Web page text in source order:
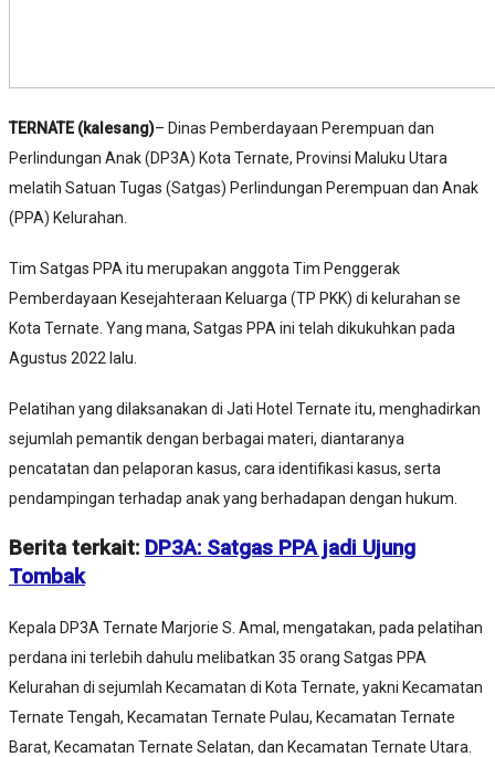
TERNATE (kalesang)– Dinas Pemberdayaan Perempuan dan
Perlindungan Anak (DP3A) Kota Ternate, Provinsi Maluku Utara
melatih Satuan Tugas (Satgas) Perlindungan Perempuan dan Anak
(PPA) Kelurahan.
Tim Satgas PPA itu merupakan anggota Tim Penggerak
Pemberdayaan Kesejahteraan Keluarga (TP PKK) di kelurahan se
Kota Ternate. Yang mana, Satgas PPA ini telah dikukuhkan pada
Agustus 2022 lalu.
Pelatihan yang dilaksanakan di Jati Hotel Ternate itu, menghadirkan
sejumlah pemantik dengan berbagai materi, diantaranya
pencatatan dan pelaporan kasus, cara identifikasi kasus, serta
pendampingan terhadap anak yang berhadapan dengan hukum.
Berita terkait: DP3A: Satgas PPA jadi Ujung
Tombak
Kepala DP3A Ternate Marjorie S. Amal, mengatakan, pada pelatihan
perdana ini terlebih dahulu melibatkan 35 orang Satgas PPA
Kelurahan di sejumlah Kecamatan di Kota Ternate, yakni Kecamatan
Ternate Tengah, Kecamatan Ternate Pulau, Kecamatan Ternate
Barat, Kecamatan Ternate Selatan, dan Kecamatan Ternate Utara.